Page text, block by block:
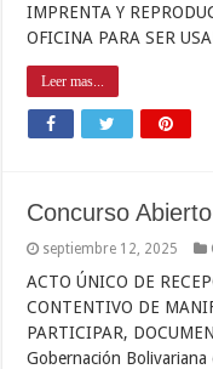
IMPRENTA Y
OFICINA PARA SER
Leer mas...
Concurso
septiembre 12, 2025
ACTO ÚNICO DE
CONTENTIVO DE
PARTICIPAR,
Gobernación